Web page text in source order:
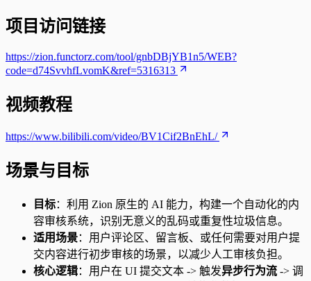
项目访问链接
https://zion.functorz.com/tool/gnbDBjYB1n5/WEB?
code=d74SvvhfLvomK&ref=5316313
视频教程
https://www.bilibili.com/video/BV1Cif2BnEhL/
场景与目标
目标：利用 Zion 原生的 AI 能力，构建一个自动化的内
容审核系统，识别无意义的乱码或重复性垃圾信息。
适用场景：用户评论区、留言板、或任何需要对用户提
交内容进行初步审核的场景，以减少人工审核负担。
核心逻辑：用户在 UI 提交文本 -> 触发异步行为流 -> 调